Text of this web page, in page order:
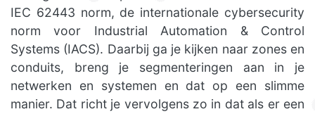
IEC 62443 norm, de internationale cybersecurity
norm voor Industrial Automation & Control
Systems (IACS). Daarbij ga je kijken naar zones en
conduits, breng je segmenteringen aan in je
netwerken en systemen en dat op een slimme
manier. Dat richt je vervolgens zo in dat als er een